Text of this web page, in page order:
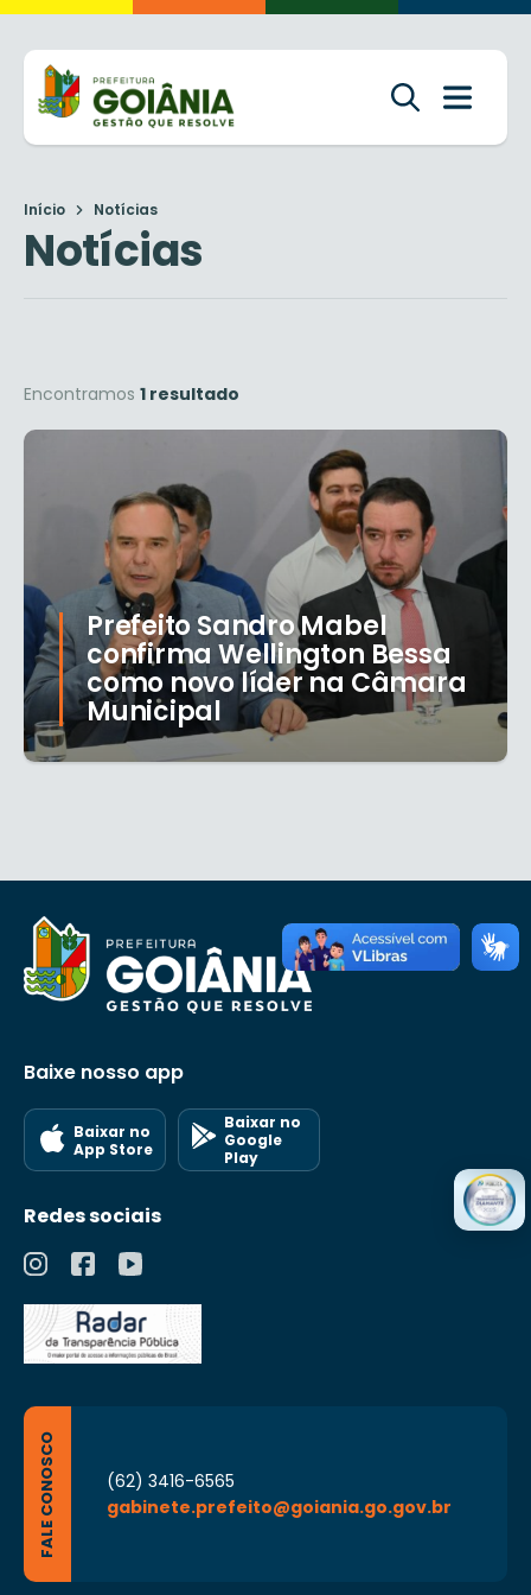
Início Notícias
Notícias
Encontramos 1 resultado
Prefeito Sandro Mabel
confirma Wellington Bessa
como novo líder na Câmara
Municipal
Baixe nosso app
Baixar no
App Store
Baixar no
Google
Play
Redes sociais
FALE CONOSCO
(62) 3416-6565
gabinete.prefeito@goiania.go.gov.br